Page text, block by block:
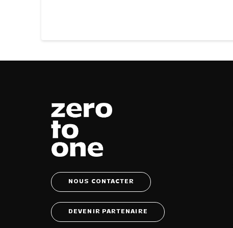
NOUS CONTACTER
DEVENIR PARTENAIRE